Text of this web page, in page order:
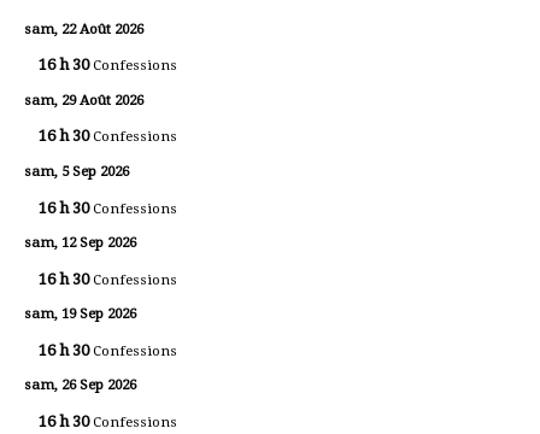
sam, 22 Août 2026
16 h 30Confessions
sam, 29 Août 2026
16 h 30Confessions
sam, 5 Sep 2026
16 h 30Confessions
sam, 12 Sep 2026
16 h 30Confessions
sam, 19 Sep 2026
16 h 30Confessions
sam, 26 Sep 2026
16 h 30Confessions